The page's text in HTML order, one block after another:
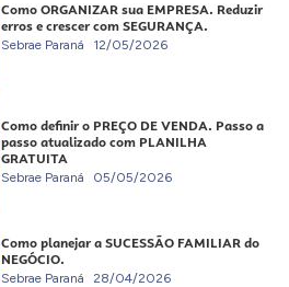
Como ORGANIZAR sua EMPRESA. Reduzir
erros e crescer com SEGURANÇA.
Sebrae Paraná 12/05/2026
Como definir o PREÇO DE VENDA. Passo a
passo atualizado com PLANILHA
GRATUITA
Sebrae Paraná 05/05/2026
Como planejar a SUCESSÃO FAMILIAR do
NEGÓCIO.
Sebrae Paraná 28/04/2026